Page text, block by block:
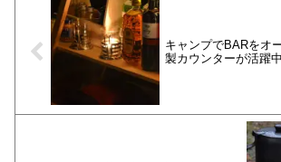
キャンプでBARをオ
製カウンターが活躍